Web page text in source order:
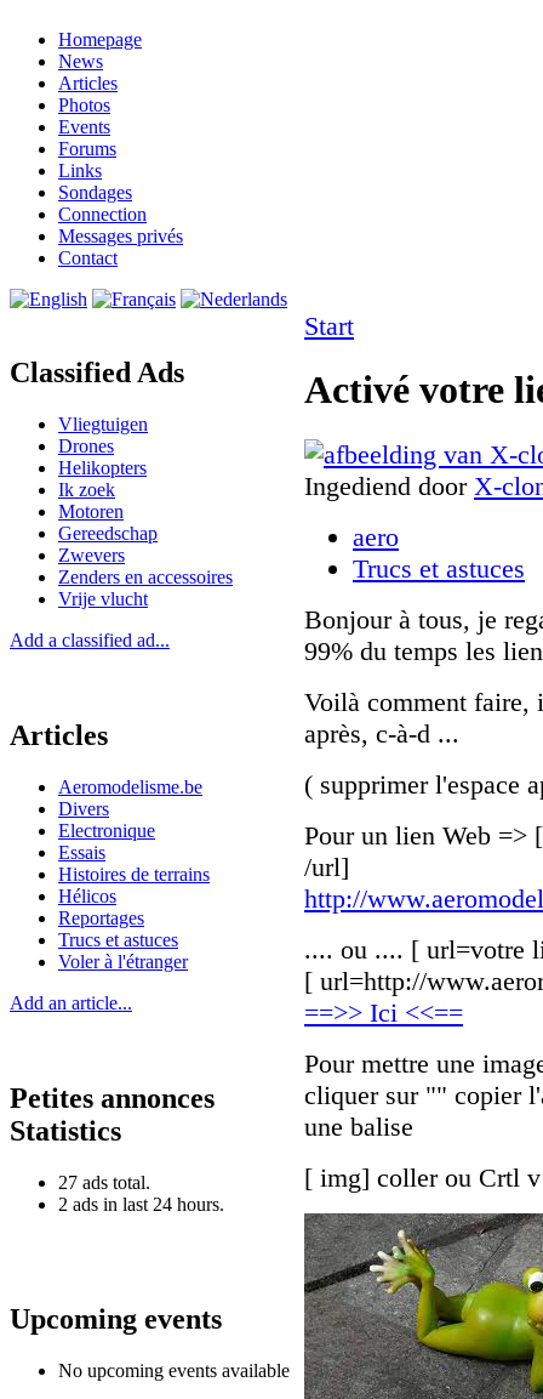
Homepage
News
Articles
Photos
Events
Forums
Links
Sondages
Connection
Messages privés
Contact
Classified Ads
Vliegtuigen
Drones
Helikopters
Ik zoek
Motoren
Gereedschap
Zwevers
Zenders en accessoires
Vrije vlucht
Add a classified ad...
Articles
Aeromodelisme.be
Divers
Electronique
Essais
Histoires de terrains
Hélicos
Reportages
Trucs et astuces
Voler à l'étranger
Add an article...
Petites annonces
Statistics
27 ads total.
2 ads in last 24 hours.
Upcoming events
No upcoming events available
Start
Activé votre
Ingediend door X-
aero
Trucs et astuces
Bonjour à tous, je
99% du temps les
Voilà comment faire,
après, c-à-d ...
( supprimer l'espace
Pour un lien Web =>
/url]
http://
.... ou .... [ url=votre
[ url=http://
==>> Ici <<==
Pour mettre une
cliquer sur "" copier
une balise
[ img] coller ou Crtl